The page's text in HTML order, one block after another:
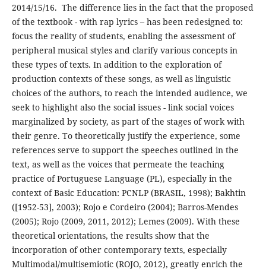
2014/15/16. The difference lies in the fact that the proposed
of the textbook - with rap lyrics – has been redesigned to:
focus the reality of students, enabling the assessment of
peripheral musical styles and clarify various concepts in
these types of texts. In addition to the exploration of
production contexts of these songs, as well as linguistic
choices of the authors, to reach the intended audience, we
seek to highlight also the social issues - link social voices
marginalized by society, as part of the stages of work with
their genre. To theoretically justify the experience, some
references serve to support the speeches outlined in the
text, as well as the voices that permeate the teaching
practice of Portuguese Language (PL), especially in the
context of Basic Education: PCNLP (BRASIL, 1998); Bakhtin
([1952-53], 2003); Rojo e Cordeiro (2004); Barros-Mendes
(2005); Rojo (2009, 2011, 2012); Lemes (2009). With these
theoretical orientations, the results show that the
incorporation of other contemporary texts, especially
Multimodal/multisemiotic (ROJO, 2012), greatly enrich the